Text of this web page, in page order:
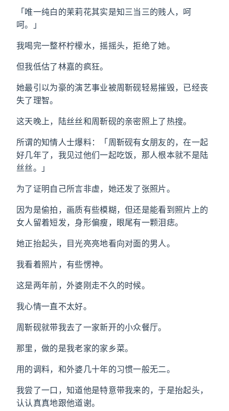
「唯一纯白的茉莉花其实是知三当三的贱人，呵
呵。」
我喝完一整杯柠檬水，摇摇头，拒绝了她。
但我低估了林嘉的疯狂。
她最引以为豪的演艺事业被周靳砚轻易摧毁，已经丧
失了理智。
这天晚上，陆丝丝和周靳砚的亲密照上了热搜。
所谓的知情人士爆料：「周靳砚有女朋友的，在一起
好几年了，我见过他们一起吃饭，那人根本就不是陆
丝丝。」
为了证明自己所言非虚，她还发了张照片。
因为是偷拍，画质有些模糊，但还是能看到照片上的
女人留着短发，身形偏瘦，眼尾有一颗泪痣。
她正抬起头，目光亮亮地看向对面的男人。
我看着照片，有些愣神。
这是两年前，外婆刚走不久的时候。
我心情一直不太好。
周靳砚就带我去了一家新开的小众餐厅。
那里，做的是我老家的家乡菜。
用的调料，和外婆几十年的习惯一般无二。
我尝了一口，知道他是特意带我来的，于是抬起头，
认认真真地跟他道谢。